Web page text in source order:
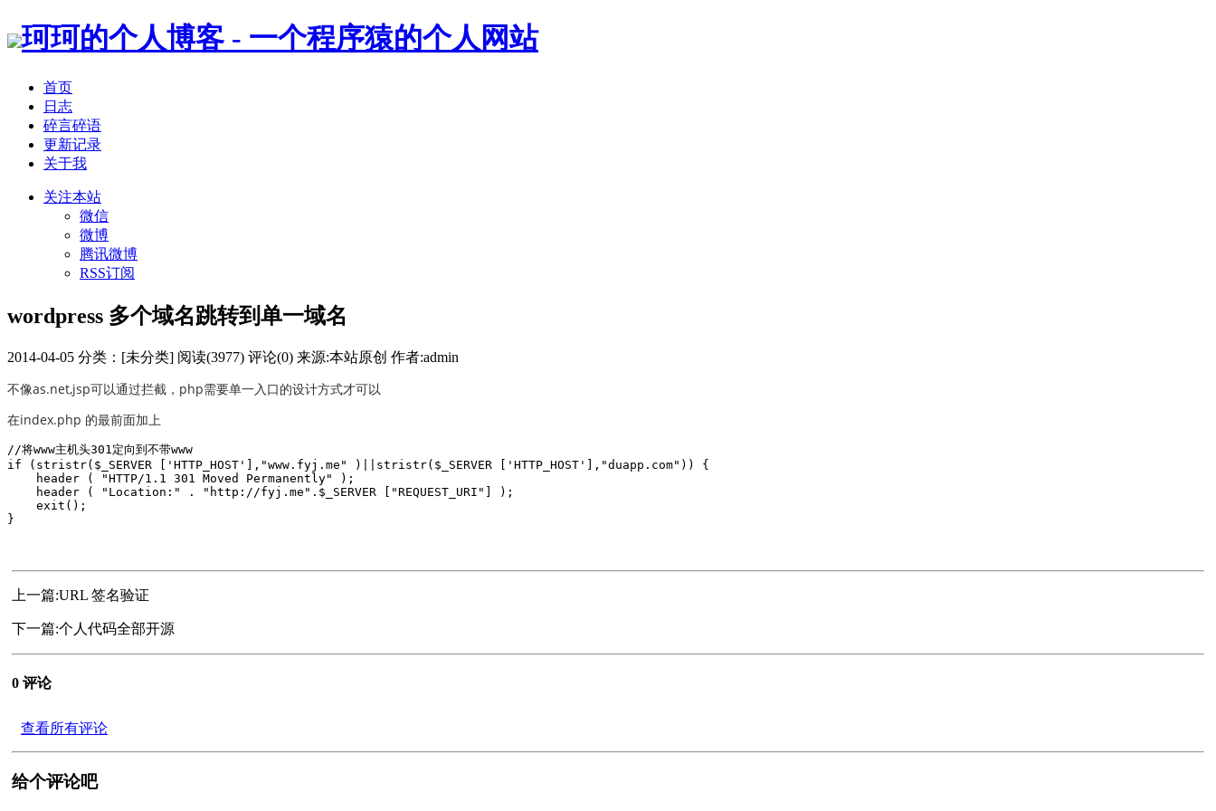
珂珂的个人博客 - 一个程序猿的个人网站
首页
日志
碎言碎语
更新记录
关于我
关注本站
微信
微博
腾讯微博
RSS订阅
wordpress 多个域名跳转到单一域名
2014-04-05 分类： [未分类] 阅读(3977) 评论(0) 来源:本站原创 作者:admin
不像as.net,jsp可以通过拦截，php需要单一入口的设计方式才可以
在index.php 的最前面加上
//将www主机头301定向到不带www
if (stristr($_SERVER ['HTTP_HOST'],"www.fyj.me" )||stristr($_SERVER ['HTTP_HOST'],"duapp.com")) {
header ( "HTTP/1.1 301 Moved Permanently" );
header ( "Location:" . "http://fyj.me".$_SERVER ["REQUEST_URI"] );
exit();
}
上一篇:URL 签名验证
下一篇:个人代码全部开源
0 评论
查看所有评论
给个评论吧